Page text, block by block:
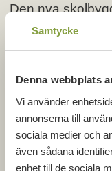
Samtycke
Denna webbplats
Vi använder
annonserna till
sociala medier och
även sådana
enhet till de sociala
Den nya
hemvister för
för 500 elever,
idrottshall. Det
miljö.
Projektet
där samverkan
står i fokus.